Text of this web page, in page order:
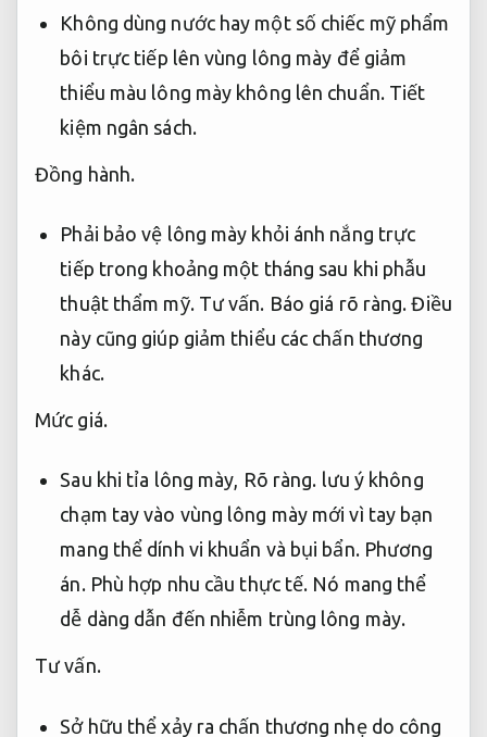
Không dùng nước hay một số chiếc mỹ phẩm
bôi trực tiếp lên vùng lông mày để giảm
thiểu màu lông mày không lên chuẩn. Tiết
kiệm ngân sách.
Đồng hành.
Phải bảo vệ lông mày khỏi ánh nắng trực
tiếp trong khoảng một tháng sau khi phẫu
thuật thẩm mỹ. Tư vấn. Báo giá rõ ràng. Điều
này cũng giúp giảm thiểu các chấn thương
khác.
Mức giá.
Sau khi tỉa lông mày, Rõ ràng. lưu ý không
chạm tay vào vùng lông mày mới vì tay bạn
mang thể dính vi khuẩn và bụi bẩn. Phương
án. Phù hợp nhu cầu thực tế. Nó mang thể
dễ dàng dẫn đến nhiễm trùng lông mày.
Tư vấn.
Sở hữu thể xảy ra chấn thương nhẹ do công